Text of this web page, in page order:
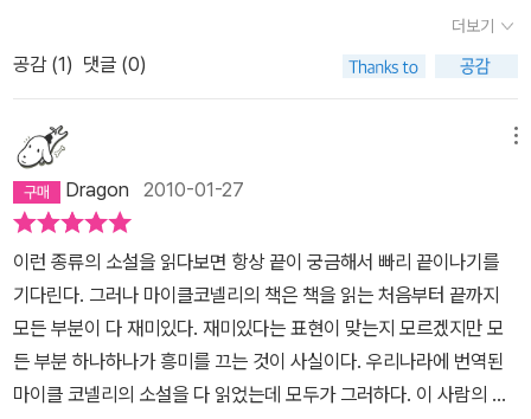
다. 그러나 레이철의 전 남편 소슨은 그런 잭을 고깝게 생각했고 전직
기자 워런에게 정보를 흘린 것도 그의 소행으로 생각되었다. 그 즈음
아동성추행범 글래든이 수면 위로 떠오른다. 그가 살해된 경찰관들이
집착했던 사건의 범인임이 확실시 되었다. 그가 경찰관들을 꾀어내기
위해 아이들이나 아이들의 보모를 잔인하게 살해한 것인지, 아니면
자신을 추적하는 경찰관을 살해한 것인지는 알 수 없었지만 그의 행
적과 경찰관들의 사망 지점은 일치하고 있었다. 그가 경찰관에게 체
포되었다가 보석으로 풀려나며 카메라를 압수당했다는 사실에 주목
한 FBI는 그의 생계 수단이 아동들을 찍은 추잡한 사진이라 판단하고
동일 기종의 카메라를 사리라 추측한다. 그가 카메라를 주문한 가게
를 확인한 FBI는 함정을 파고 그를 기다린다. 마침내 나타난 글래든
은 소슨이 실수하는 틈을 타 그를 살해하고 잭과 난투극을 벌인다. 총
심심하다. 그러니까 독자를 위한 농담이나 유머가 부족하다. 누구는
코넬리의 문장이 아름답다고 하는데, 이도 선뜻 동의하기 힘들다. 아
시인>의 문장은 좋은 스토리텔러의 문장, 잘 읽히는 문장이지 정서가
스민 문장은 아니다.(마이클 코넬리는 분명 훌륭한 기자였을 것이다!)
탄탄한 구성과 예상을 뒤엎는 반전에도 불구하고 이야기의 결말이 전
혀 충격적이지 않은 것은 독자가 ‘괴물’에 공감할 만한 시간을 전혀 주
지 않기 때문이다. 당연히 독자의 시선이 비켜갈 수밖에 없는 인물을
‘진짜 괴물’로 설정하고 이야기를 급히 마무리하는 것이 오히려 허탈
하게 느껴진다. 게다가 괴물에 대한 설명도 빈약하기 그지없다. <시
인>이 삼부작의 첫 작품이라는 것도 변명거리가 되지 않는다. <시인
것이 <시인>인데, 안읽었으면 후회할 뻔했다.사실 그렇게 독특한 소
설은 아니다. 전형적인 미국식 소설이고, 범죄자의 시선과 쫓는자의
시선이 번갈아가며 서술되는 형식도 이제는 지긋지긋할 정도로 많이
보았고, 처음에는 작은 사건으로 시작하나 알고보니 아주 큰 사건이
었다-같은 전개도 식상하기 그지 없다.그런데도 이 책이 매력적인 이
유는 뭘까?작가의 뛰어난 필력과 더불어 아무리 주인공이라도 추한
모습따위 가리지 않는 냉철함 같은 것이 내게는 가장 매력적인 것이
아니었나 싶다.어느날 경찰인 쌍둥이 형을 잃은 잭 매커보이. 찝찝한
형의 자살사건에 드는 작은 의문들을 깨부수려고 경찰 자살사건 자료
를 조사하다가 형의 죽음이 자살이 아니라 살인이었다는 것을 알게된
다. 그리고 이러한 자살이 심심치 않게 발생해왔다는 사실도...경찰 자
살사건뒤에 숨겨진 연쇄살인의 흔적들. 담당 경찰서를 전전하다가 F
더보기
공감 (1) 댓글 (0)
Dragon 2010-01-27
이런 종류의 소설을 읽다보면 항상 끝이 궁금해서 빠리 끝이나기를
기다린다. 그러나 마이클코넬리의 책은 책을 읽는 처음부터 끝까지
모든 부분이 다 재미있다. 재미있다는 표현이 맞는지 모르겠지만 모
든 부분 하나하나가 흥미를 끄는 것이 사실이다. 우리나라에 번역된
마이클 코넬리의 소설을 다 읽었는데 모두가 그러하다. 이 사람의 책